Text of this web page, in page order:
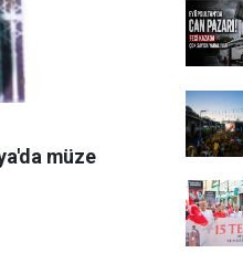
müze